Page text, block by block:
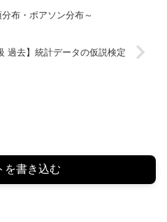
布・ポアソン分布～
過去】統計データの仮説検定
を書き込む